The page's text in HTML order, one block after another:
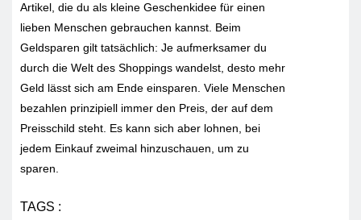
Artikel, die du als kleine Geschenkidee für einen
lieben Menschen gebrauchen kannst. Beim
Geldsparen gilt tatsächlich: Je aufmerksamer du
durch die Welt des Shoppings wandelst, desto mehr
Geld lässt sich am Ende einsparen. Viele Menschen
bezahlen prinzipiell immer den Preis, der auf dem
Preisschild steht. Es kann sich aber lohnen, bei
jedem Einkauf zweimal hinzuschauen, um zu
sparen.
TAGS :